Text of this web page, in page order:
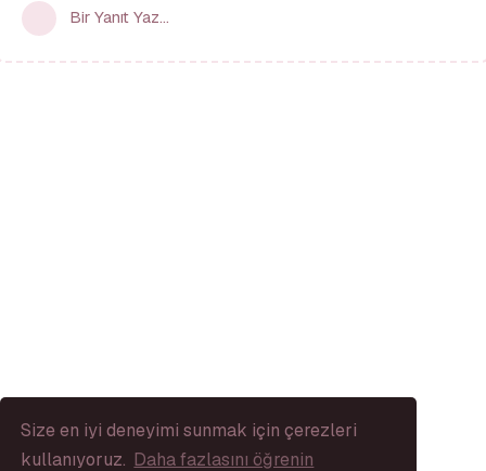
Size en iyi deneyimi sunmak için çerezleri
kullanıyoruz. Daha fazlasını öğrenin
Bir Yanıt Yaz...